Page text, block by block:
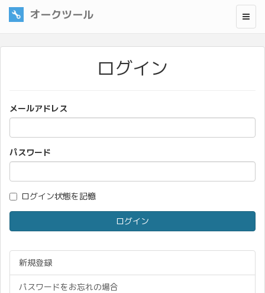
オークツール
ログイン
メールアドレス
パスワード
ログイン状態を記憶
新規登録
パスワードをお忘れの場合